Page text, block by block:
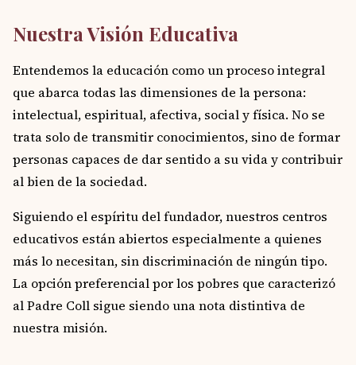
Nuestra Visión Educativa
Entendemos la educación como un proceso integral
que abarca todas las dimensiones de la persona:
intelectual, espiritual, afectiva, social y física. No se
trata solo de transmitir conocimientos, sino de formar
personas capaces de dar sentido a su vida y contribuir
al bien de la sociedad.
Siguiendo el espíritu del fundador, nuestros centros
educativos están abiertos especialmente a quienes
más lo necesitan, sin discriminación de ningún tipo.
La opción preferencial por los pobres que caracterizó
al Padre Coll sigue siendo una nota distintiva de
nuestra misión.